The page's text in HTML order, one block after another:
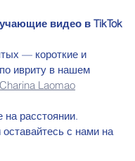
видео в TikTok
— короткие и
ивриту в нашем
Laomao
расстоянии.
оставайтесь с нами на